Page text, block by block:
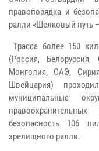
правопорядка и
ралли «Шелковый путь
Трасса более 150
(Россия, Белоруссия,
Монголия, ОАЭ,
Швейцария)
муниципальные
безопасность 106
зрелищного ралли.